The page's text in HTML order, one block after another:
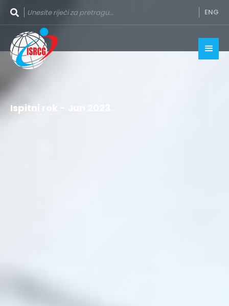
ENG
Ispitni rok - Jun 2023.